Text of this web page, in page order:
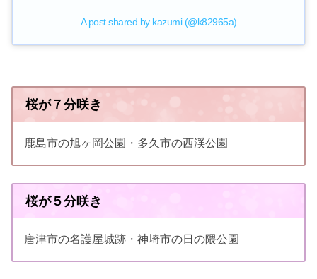
A post shared by kazumi (@k82965a)
桜が７分咲き
鹿島市の旭ヶ岡公園・多久市の西渓公園
桜が５分咲き
唐津市の名護屋城跡・神埼市の日の隈公園